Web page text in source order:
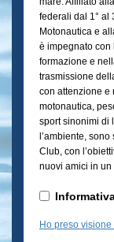
slash
AAAA
Lino
Mazza"
2026 *
federali dal 1° al
Motonautica e
è impegnato con
formazione e
trasmissione
con attenzione e
motonautica,
sport sinonimi di
l’ambiente,
Club, con
nuovi amici in un
Informativa
Ho preso